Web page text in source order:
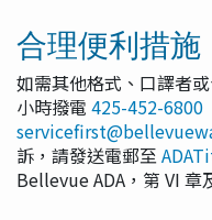
合理便利措施
如需其他格式、口譯者
小時撥電 425-452-6800
訴，請發送電郵至
Bellevue ADA，第 VI 章